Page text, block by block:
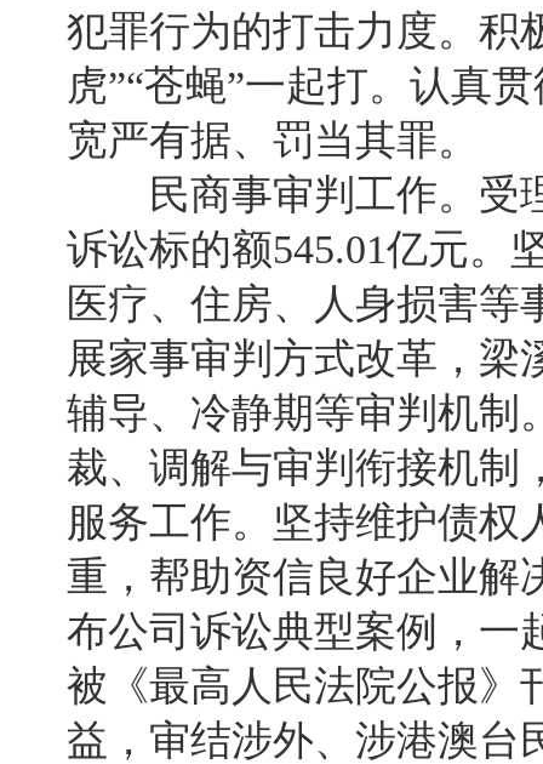
犯罪行为的打击力度。积
虎”“苍蝇”一起打。认真
宽严有据、罚当其罪。
民商事审判工作。受理
诉讼标的额545.01亿元。
医疗、住房、人身损害
展家事审判方式改革，梁
辅导、冷静期等审判机制
裁、调解与审判衔接机制
服务工作。坚持维护债权
重，帮助资信良好企业解
布公司诉讼典型案例，一
被《最高人民法院公报》
益，审结涉外、涉港澳台